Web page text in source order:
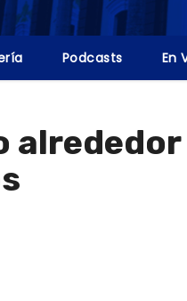
Podcasts En